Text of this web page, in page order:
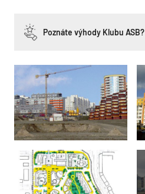
Poznáte výhody Klubu ASB?